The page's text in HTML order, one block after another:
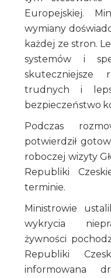
Europejskiej.
wymiany
każdej ze stron.
systemów i
skuteczniejsze
trudnych i
bezpieczeństwo
Podczas
potwierdził
roboczej wizyty
Republiki
terminie.
Ministrowie
wykrycia
żywności
Republiki
informowana